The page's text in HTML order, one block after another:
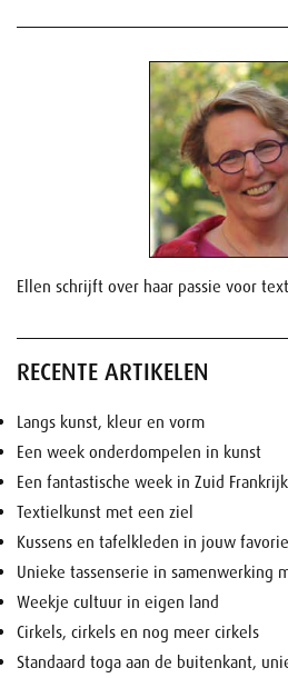
Ellen schrijft over haar passie voor
RECENTE ARTIKELEN
Langs kunst, kleur en vorm
Een week onderdompelen in kunst
Een fantastische week in Zuid Frankrijk
Textielkunst met een ziel
Kussens en tafelkleden in jouw
Unieke tassenserie in samenwerking
Weekje cultuur in eigen land
Cirkels, cirkels en nog meer cirkels
Standaard toga aan de buitenkant,